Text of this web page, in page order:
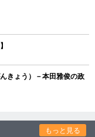
きょう）－本田雅俊の政
もっと見る